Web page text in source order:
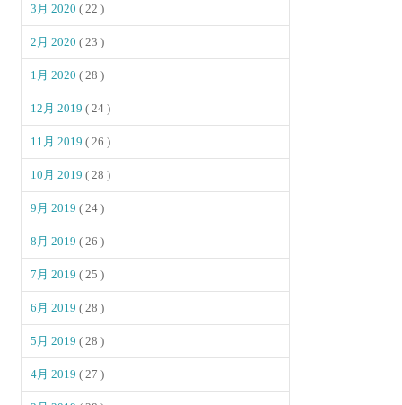
3月 2020( 22 )
2月 2020( 23 )
1月 2020( 28 )
12月 2019( 24 )
11月 2019( 26 )
10月 2019( 28 )
9月 2019( 24 )
8月 2019( 26 )
7月 2019( 25 )
6月 2019( 28 )
5月 2019( 28 )
4月 2019( 27 )